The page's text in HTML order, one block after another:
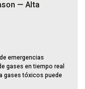
— Alta
emergencias
gases en tiempo real
gases tóxicos puede